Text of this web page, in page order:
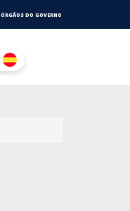
ÓRGÃOS DO GOVERNO